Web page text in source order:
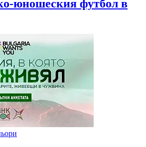
юношеския футбол в